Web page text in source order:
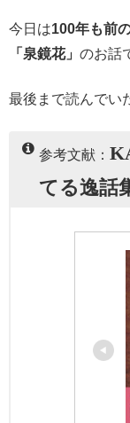
今日は100年も前
「泉鏡花」 のお話
最後まで読んでい
参考文献：
てる逸話